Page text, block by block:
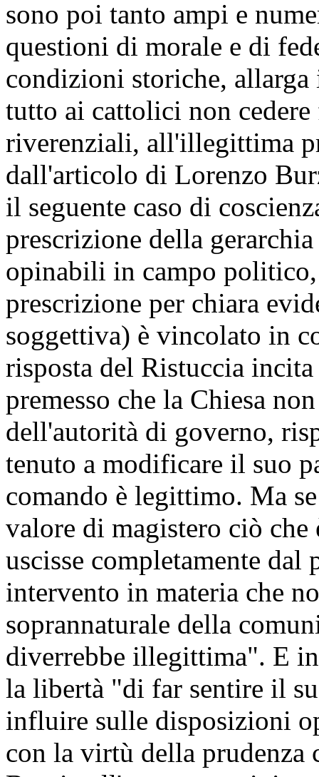
sono poi tanto ampi e
questioni di morale e di
condizioni storiche,
tutto ai cattolici non
riverenziali, all'illegittima
dall'articolo di Lorenzo
il seguente caso di
prescrizione della
opinabili in campo
prescrizione per chiara
soggettiva) è vincolato in
risposta del Ristuccia
premesso che la Chiesa
dell'autorità di governo,
tenuto a modificare il suo
comando è legittimo. Ma
valore di magistero ciò
uscisse completamente
intervento in materia che
soprannaturale della
diverrebbe illegittima". E
la libertà "di far sentire il
influire sulle disposizioni
con la virtù della prudenza